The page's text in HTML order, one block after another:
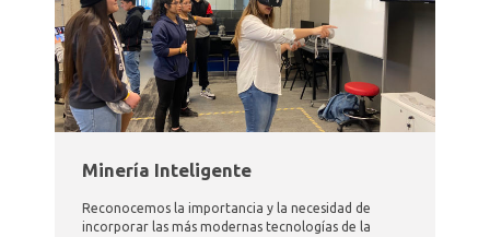
Minería Inteligente
Reconocemos la importancia y la necesidad de
incorporar las más modernas tecnologías de la